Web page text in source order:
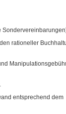
rationeller
entsprechend dem